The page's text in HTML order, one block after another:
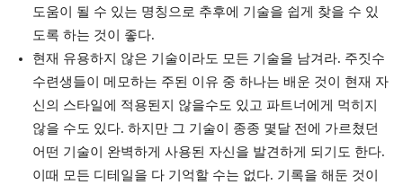
도움이 될 수 있는 명칭으로 추후에 기술을 쉽게 찾을 수 있
도록 하는 것이 좋다.
현재 유용하지 않은 기술이라도 모든 기술을 남겨라. 주짓수
수련생들이 메모하는 주된 이유 중 하나는 배운 것이 현재 자
신의 스타일에 적용된지 않을수도 있고 파트너에게 먹히지
않을 수도 있다. 하지만 그 기술이 종종 몇달 전에 가르쳤던
어떤 기술이 완벽하게 사용된 자신을 발견하게 되기도 한다.
이때 모든 디테일을 다 기억할 수는 없다. 기록을 해둔 것이